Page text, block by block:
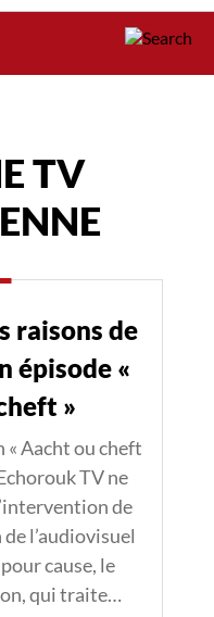
TV
raisons de
épisode «
»
« Aacht ou cheft
TV ne
de
l’audiovisuel
cause, le
qui traite…